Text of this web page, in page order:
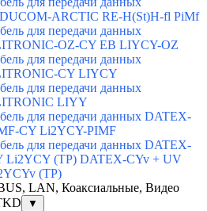
ARCTIC RE-H(St)H-fl PiMf
для передачи данных
OZ-CY EB LIYCY-OZ
для передачи данных
CY LIYCY
для передачи данных
LIYY
для передачи данных DATEX-
CY Li2YCY-PIMF
для передачи данных DATEX-
Li2YCY (TP) DATEX-CYv + UV
(TP)
LAN, Коаксиальные, Видео
▼